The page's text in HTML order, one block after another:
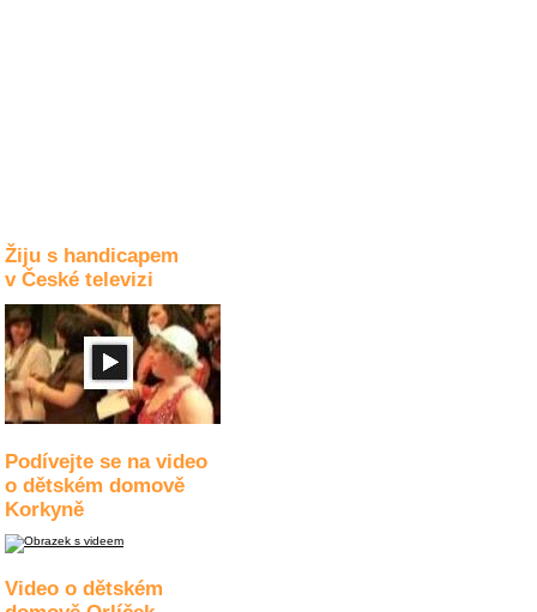
Žiju s handicapem
v České televizi
Podívejte se na video
o dětském domově
Korkyně
Video o dětském